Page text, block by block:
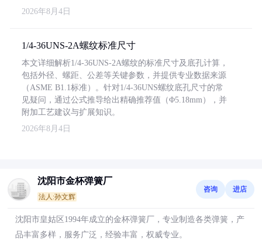
2026年8月4日
1/4-36UNS-2A螺纹标准尺寸
本文详细解析1/4-36UNS-2A螺纹的标准尺寸及底孔计算，
包括外径、螺距、公差等关键参数，并提供专业数据来源
（ASME B1.1标准）。针对1/4-36UNS螺纹底孔尺寸的常
见疑问，通过公式推导给出精确推荐值（Φ5.18mm），并
附加工艺建议与扩展知识。
2026年8月4日
沈阳市金杯弹簧厂
法人:孙文辉
咨询 进店
沈阳市皇姑区1994年成立的金杯弹簧厂，专业制造各类弹簧，产
品丰富多样，服务广泛，经验丰富，权威专业。